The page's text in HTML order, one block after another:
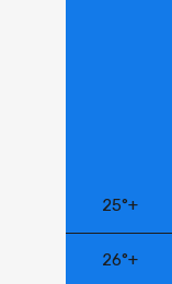
+
25°
+
26°